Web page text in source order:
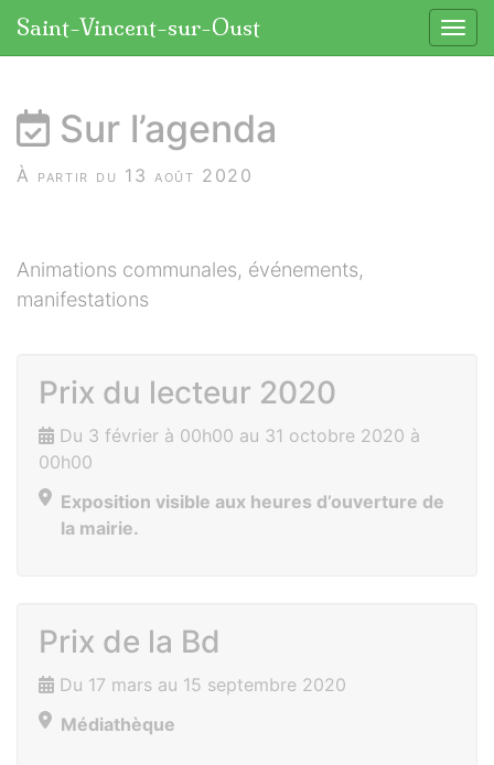
Saint-Vincent-sur-Oust
Sur l’agenda
À partir du 13 août 2020
Animations communales, événements,
manifestations
Prix du lecteur 2020
Du 3 février à 00h00 au 31 octobre 2020 à
00h00
Exposition visible aux heures d’ouverture de
la mairie.
Prix de la Bd
Du 17 mars au 15 septembre 2020
Médiathèque
Panneau de gestion des cookies